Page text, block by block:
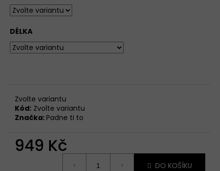
DÉLKA
Zvolte variantu
Kód: Zvolte variantu
Značka: Padne ti to
949 Kč
DO KOŠÍKU